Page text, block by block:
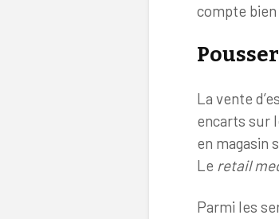
compte
La vente
encarts sur
en magasin
Le retail
Parmi les